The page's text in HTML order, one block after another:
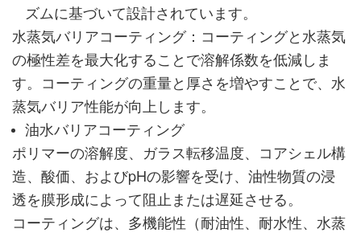
ズムに基づいて設計されています。
水蒸気バリアコーティング：コーティングと水蒸気
の極性差を最大化することで溶解係数を低減しま
す。コーティングの重量と厚さを増やすことで、水
蒸気バリア性能が向上します。
油水バリアコーティング
ポリマーの溶解度、ガラス転移温度、コアシェル構
造、酸価、およびpHの影響を受け、油性物質の浸
透を膜形成によって阻止または遅延させる。
コーティングは、多機能性（耐油性、耐水性、水蒸